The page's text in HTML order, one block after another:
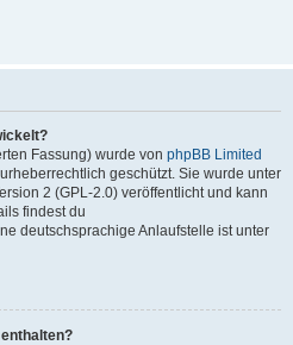
Fassung) wurde von phpBB Limited
geschützt. Sie wurde unter
2 (GPL-2.0) veröffentlicht und kann
findest du
deutschsprachige Anlaufstelle ist unter